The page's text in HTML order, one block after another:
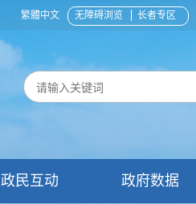
繁體中文 无障碍浏览 长者专区
政民互动 政府数据